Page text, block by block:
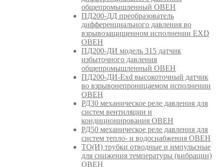
общепромышленный ОВЕН
ПД200-ДД преобразователь
дифференциального давления во
взрывозащищенном исполнении EXD
ОВЕН
ПД200-ДИ модель 315 датчик
избыточного давления
общепромышленный ОВЕН
ПД200-ДИ-Exd высокоточный датчик
во взрывонепроницаемом исполнении
ОВЕН
РД30 механическое реле давления для
систем вентиляции и
кондиционирования ОВЕН
РД50 механическое реле давления для
систем тепло- и водоснабжения ОВЕН
ТО(И) трубки отводные и импульсные
для снижения температуры (вибрации)
ОВЕН